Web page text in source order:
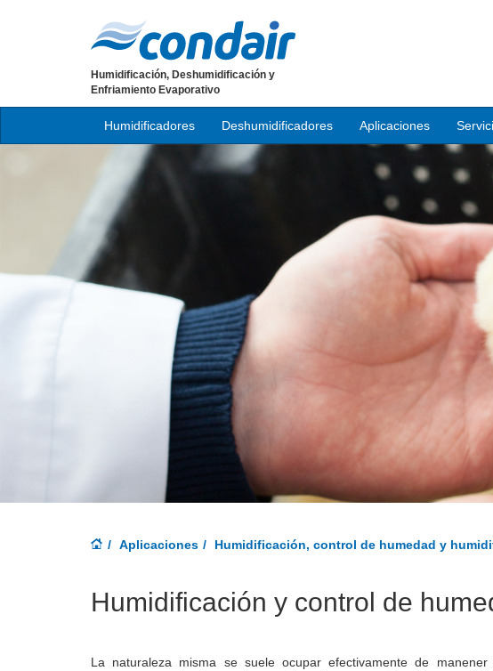
Humidificación, Deshumidificación y
Enfriamiento Evaporativo
Humidificadores Deshumidificadores Aplicaciones
Aplicaciones Humidificación, control de humedad y
Humidificación y control de
La naturaleza misma se suele ocupar efectivamente de manener